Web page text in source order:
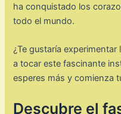
ha conquistado los
todo el mundo.
¿Te gustaría
a tocar este fascinante
esperes más y comienza
Descubre el